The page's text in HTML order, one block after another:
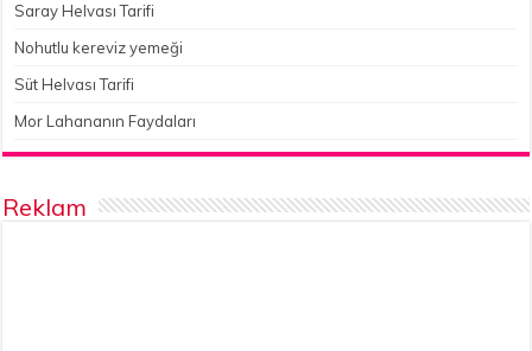
Saray Helvası Tarifi
Nohutlu kereviz yemeği
Süt Helvası Tarifi
Mor Lahananın Faydaları
Reklam